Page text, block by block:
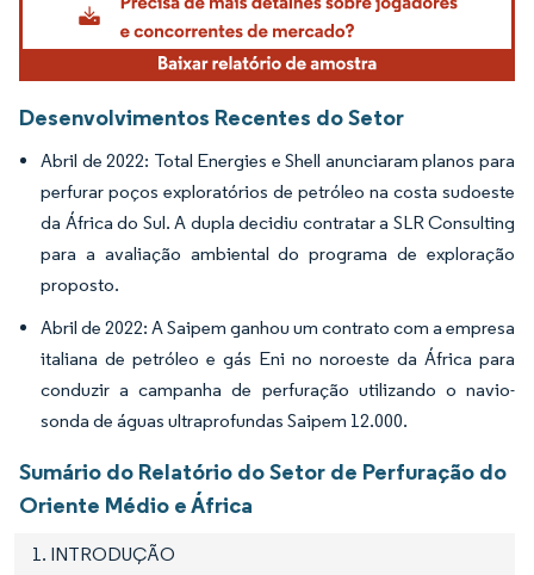
Desenvolvimentos Recentes do Setor
Abril de 2022: Total Energies e Shell anunciaram planos para
perfurar poços exploratórios de petróleo na costa sudoeste
da África do Sul. A dupla decidiu contratar a SLR Consulting
para a avaliação ambiental do programa de exploração
proposto.
Abril de 2022: A Saipem ganhou um contrato com a empresa
italiana de petróleo e gás Eni no noroeste da África para
conduzir a campanha de perfuração utilizando o navio-
sonda de águas ultraprofundas Saipem 12.000.
Sumário do Relatório do Setor de Perfuração do
Oriente Médio e África
1. INTRODUÇÃO